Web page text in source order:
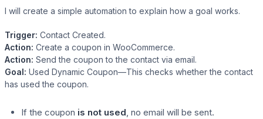
I will create a simple automation to explain how a goal works.
Trigger: Contact Created.
Action: Create a coupon in WooCommerce.
Action: Send the coupon to the contact via email.
Goal: Used Dynamic Coupon—This checks whether the contact
has used the coupon.
If the coupon is not used, no email will be sent.